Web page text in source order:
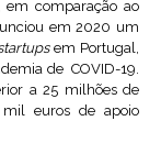
comparação ao
em 2020 um
em Portugal,
de COVID-19.
a 25 milhões de
mil euros de apoio